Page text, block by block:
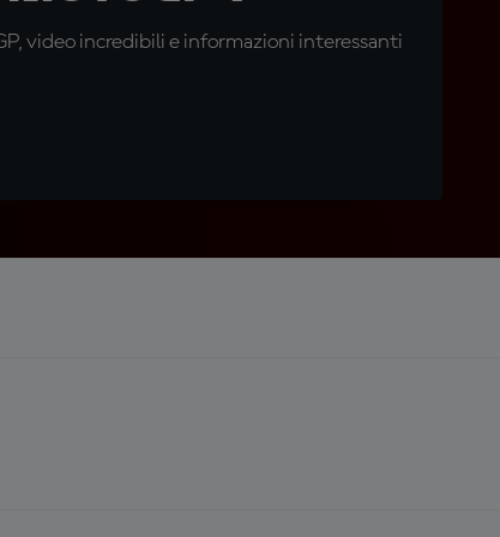
video incredibili e informazioni interessanti